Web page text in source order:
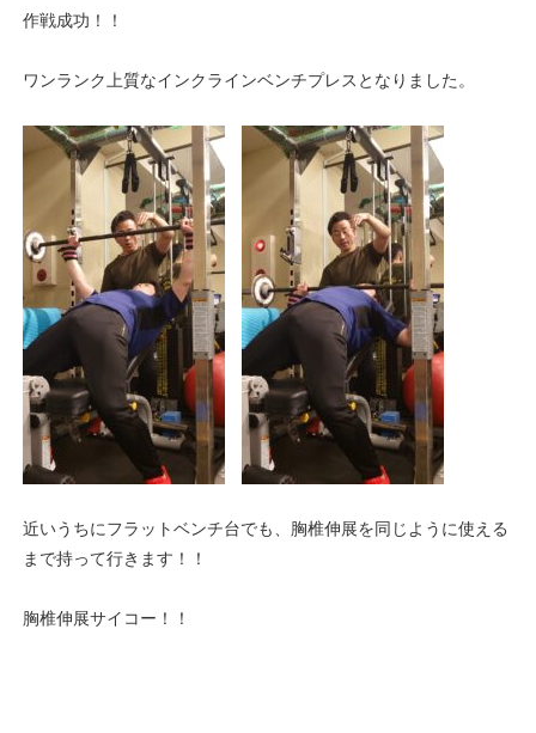
作戦成功！！
ワンランク上質なインクラインベンチプレスとなりました。
近いうちにフラットベンチ台でも、胸椎伸展を同じように使える
まで持って行きます！！
胸椎伸展サイコー！！